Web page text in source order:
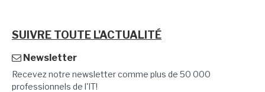
SUIVRE TOUTE L'ACTUALITÉ
Newsletter
Recevez notre newsletter comme plus de 50 000
professionnels de l'IT!